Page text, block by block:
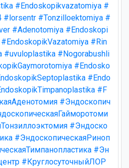
#Endoskopikvazatomiya #
#lorsentr #Tonzilloektomiya #
#Adenotomiya #Endoskopi
#EndoskopikVazatomiya #Rin
#uvuloplastika #Nogorabushli
#Endosko
#Endo
#F
#Эндоскопич
#Эндоско
#ЭндоскопическаяРиноп
#Эн
#КруглосуточныйЛОР